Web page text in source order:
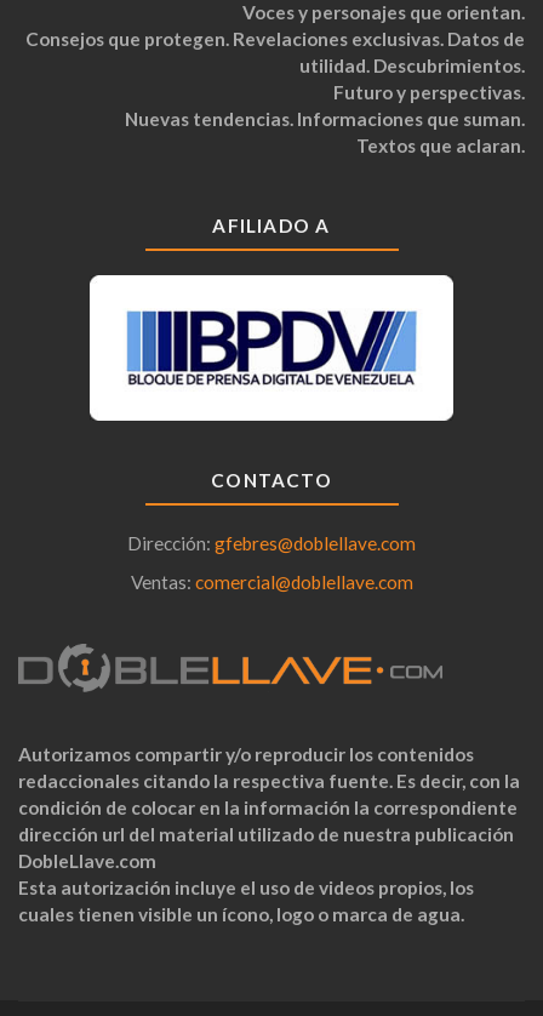
Voces y personajes que orientan.
Consejos que protegen. Revelaciones exclusivas. Datos de
utilidad. Descubrimientos.
Futuro y perspectivas.
Nuevas tendencias. Informaciones que suman.
Textos que aclaran.
AFILIADO A
CONTACTO
Dirección: gfebres@doblellave.com
Ventas: comercial@doblellave.com
Autorizamos compartir y/o reproducir los contenidos
redaccionales citando la respectiva fuente. Es decir, con la
condición de colocar en la información la correspondiente
dirección url del material utilizado de nuestra publicación
DobleLlave.com
Esta autorización incluye el uso de videos propios, los
cuales tienen visible un ícono, logo o marca de agua.